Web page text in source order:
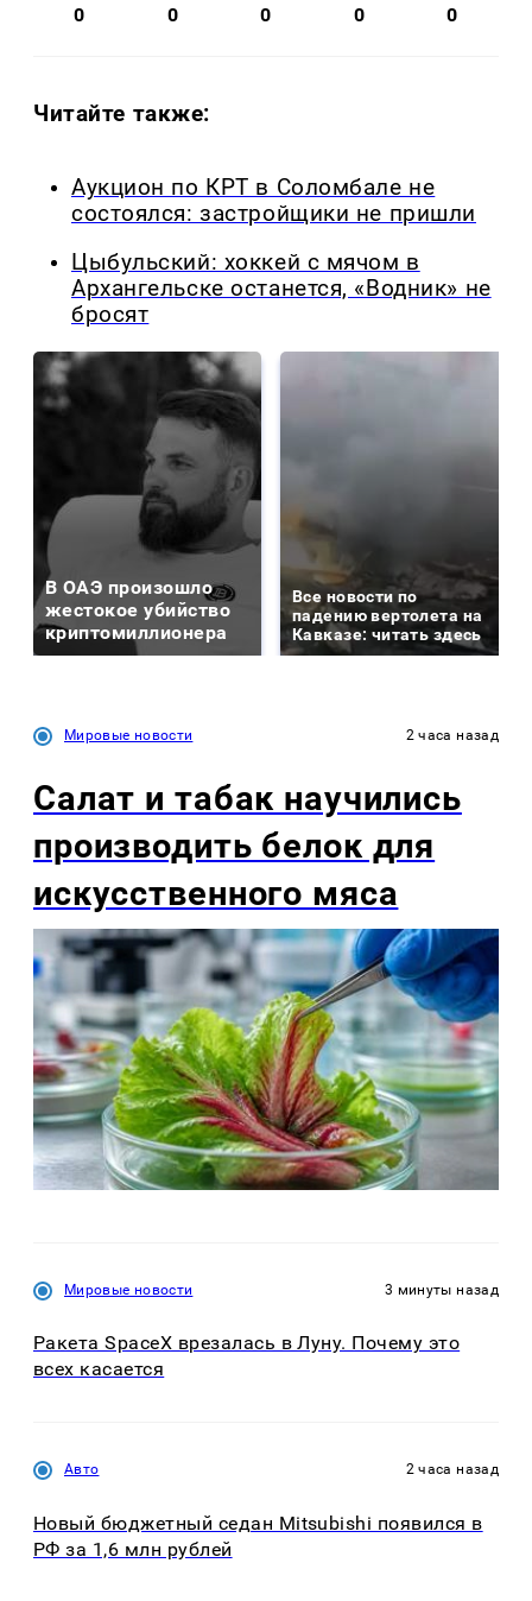
0 0 0 0 0
Читайте также:
Аукцион по КРТ в Соломбале не
состоялся: застройщики не пришли
Цыбульский: хоккей с мячом в
Архангельске останется, «Водник» не
бросят
В ОАЭ произошло
жестокое убийство
криптомиллионера
Все новости по
падению вертолета на
Кавказе: читать здесь
Мировые новости 2 часа назад
Салат и табак научились
производить белок для
искусственного мяса
Мировые новости 3 минуты назад
Ракета SpaceX врезалась в Луну. Почему это
всех касается
Авто 2 часа назад
Новый бюджетный седан Mitsubishi появился в
РФ за 1,6 млн рублей